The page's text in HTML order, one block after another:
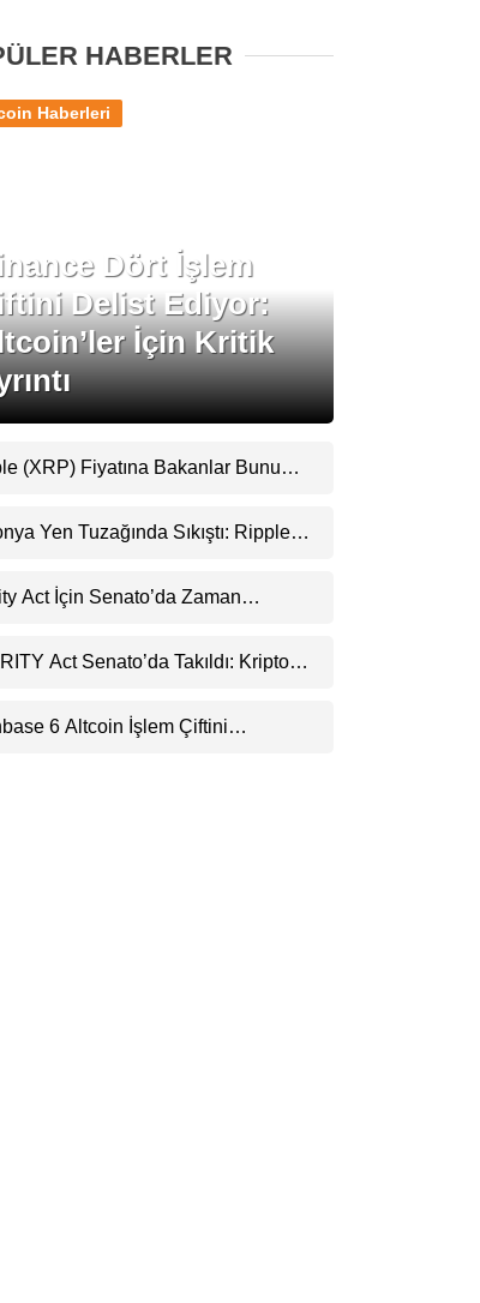
HABERLER
Dört İşlem
Delist Ediyor:
İçin Kritik
Haberleri
(XRP) Fiyatına Bakanlar Bunu
Yen Tuzağında Sıkıştı: Ripple
Act İçin Senato’da Zaman
Act Senato’da Takıldı: Kripto
6 Altcoin İşlem Çiftini